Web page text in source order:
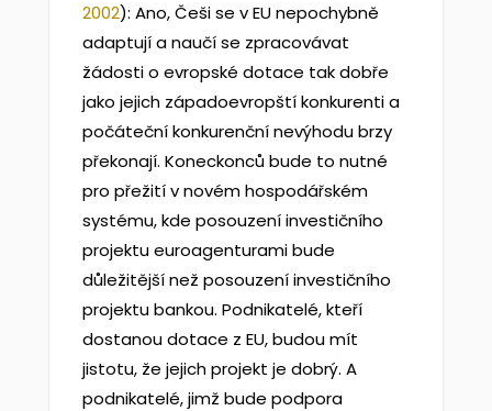
2002): Ano, Češi se v EU nepochybně
adaptují a naučí se zpracovávat
žádosti o evropské dotace tak dobře
jako jejich západoevropští konkurenti a
počáteční konkurenční nevýhodu brzy
překonají. Koneckonců bude to nutné
pro přežití v novém hospodářském
systému, kde posouzení investičního
projektu euroagenturami bude
důležitější než posouzení investičního
projektu bankou. Podnikatelé, kteří
dostanou dotace z EU, budou mít
jistotu, že jejich projekt je dobrý. A
podnikatelé, jimž bude podpora